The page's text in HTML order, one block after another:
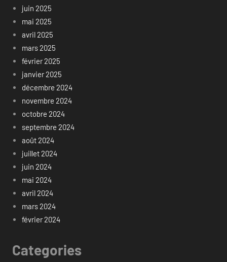
juin 2025
mai 2025
avril 2025
mars 2025
février 2025
janvier 2025
décembre 2024
novembre 2024
octobre 2024
septembre 2024
août 2024
juillet 2024
juin 2024
mai 2024
avril 2024
mars 2024
février 2024
Categories